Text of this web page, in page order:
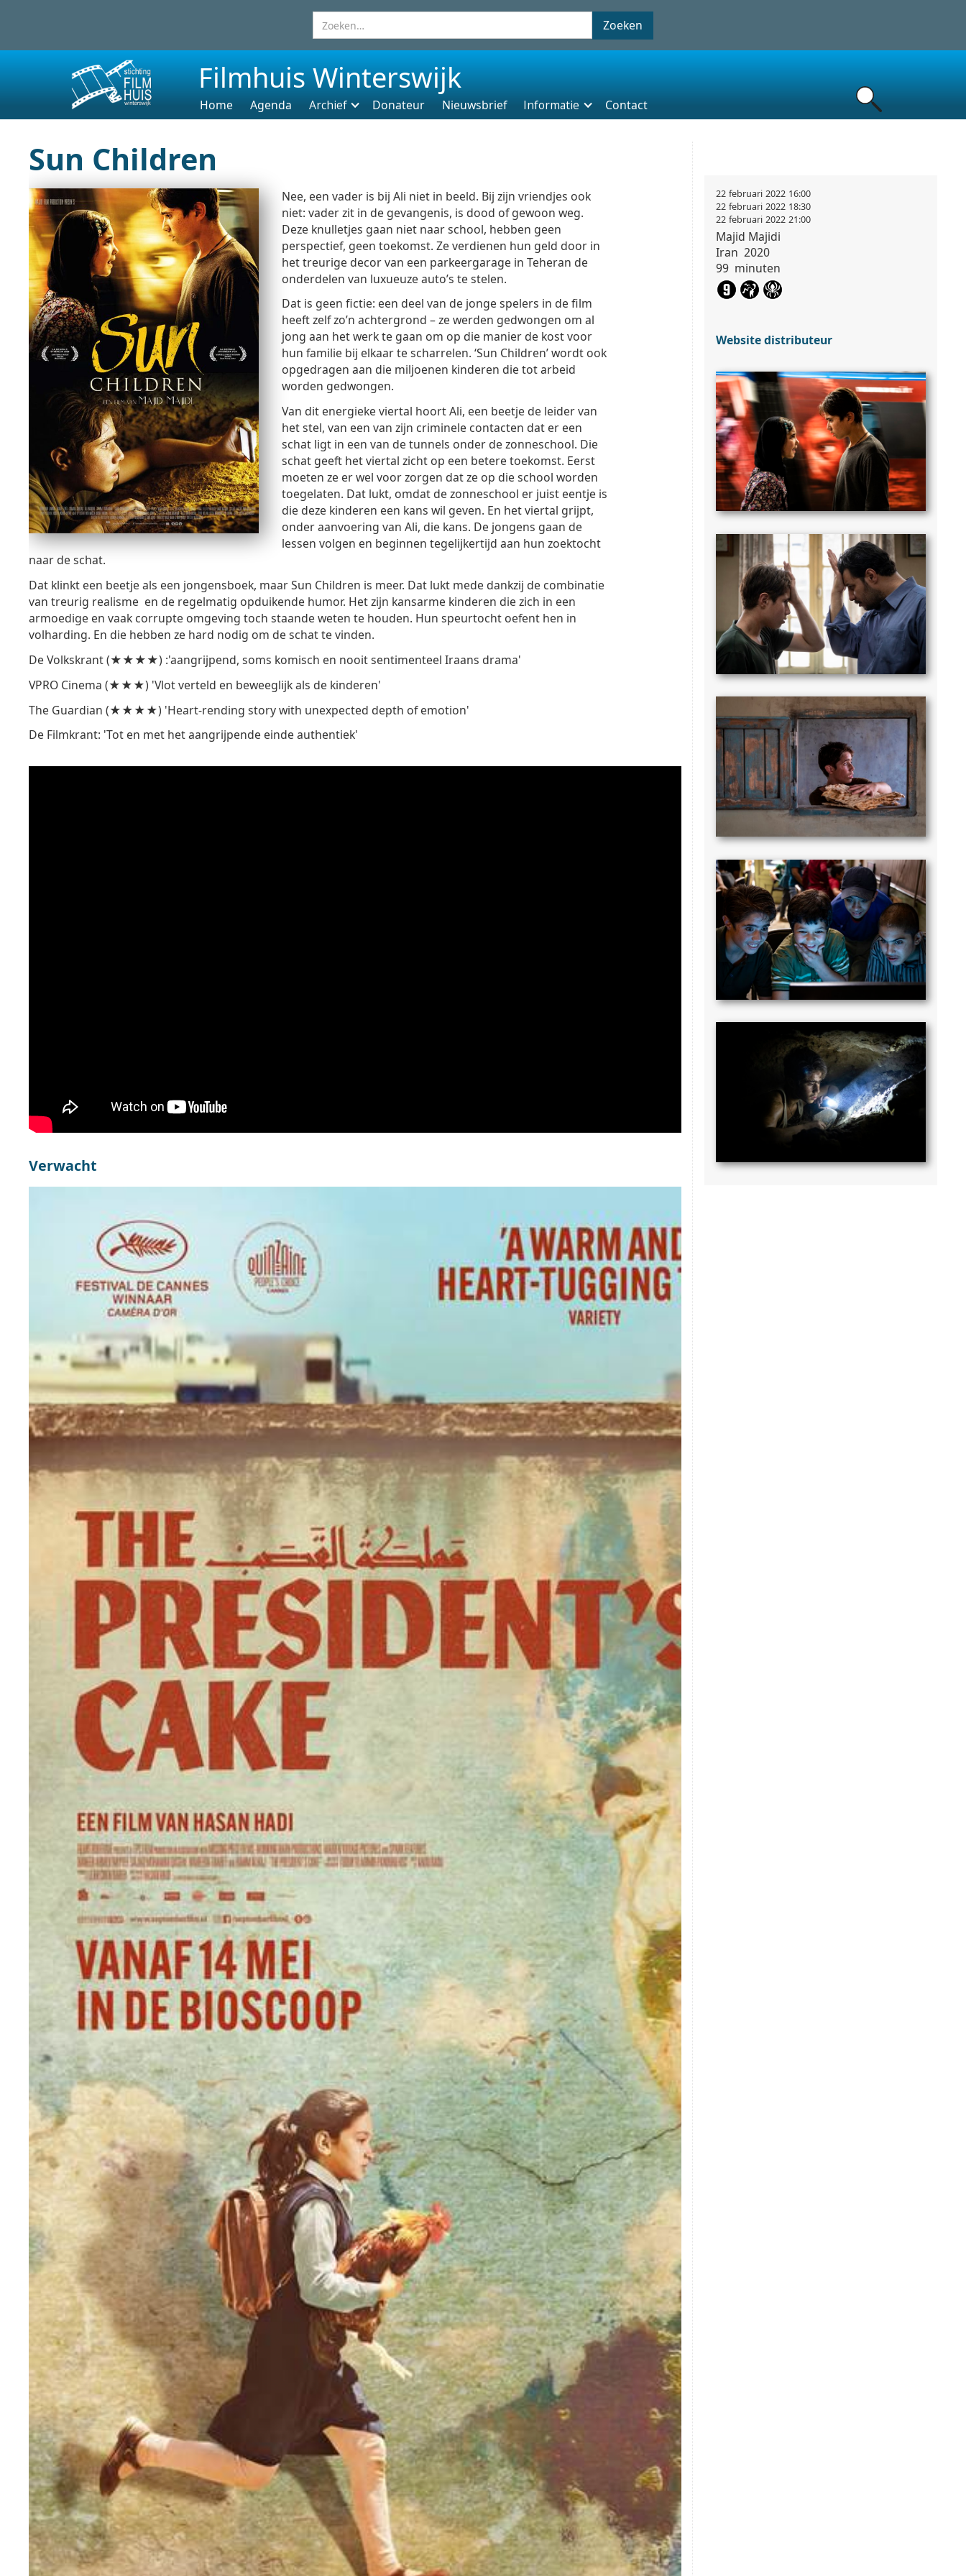
Filmhuis Winterswijk
Home Agenda Archief Donateur Nieuwsbrief Informatie Contact
Sun Children
Nee, een vader is bij Ali niet in beeld. Bij zijn vriendjes ook
niet: vader zit in de gevangenis, is dood of gewoon weg.
Deze knulletjes gaan niet naar school, hebben geen
perspectief, geen toekomst. Ze verdienen hun geld door in
het treurige decor van een parkeergarage in Teheran de
onderdelen van luxueuze auto’s te stelen.
Dat is geen fictie: een deel van de jonge spelers in de film
heeft zelf zo’n achtergrond – ze werden gedwongen om al
jong aan het werk te gaan om op die manier de kost voor
hun familie bij elkaar te scharrelen. ‘Sun Children’ wordt ook
opgedragen aan die miljoenen kinderen die tot arbeid
worden gedwongen.
Van dit energieke viertal hoort Ali, een beetje de leider van
het stel, van een van zijn criminele contacten dat er een
schat ligt in een van de tunnels onder de zonneschool. Die
schat geeft het viertal zicht op een betere toekomst. Eerst
moeten ze er wel voor zorgen dat ze op die school worden
toegelaten. Dat lukt, omdat de zonneschool er juist eentje is
die deze kinderen een kans wil geven. En het viertal grijpt,
onder aanvoering van Ali, die kans. De jongens gaan de
lessen volgen en beginnen tegelijkertijd aan hun zoektocht
naar de schat.
Dat klinkt een beetje als een jongensboek, maar Sun Children is meer. Dat lukt mede dankzij de combinatie
van treurig realisme en de regelmatig opduikende humor. Het zijn kansarme kinderen die zich in een
armoedige en vaak corrupte omgeving toch staande weten te houden. Hun speurtocht oefent hen in
volharding. En die hebben ze hard nodig om de schat te vinden.
De Volkskrant (★★★★) :'aangrijpend, soms komisch en nooit sentimenteel Iraans drama'
VPRO Cinema (★★★) 'Vlot verteld en beweeglijk als de kinderen'
The Guardian (★★★★) 'Heart-rending story with unexpected depth of emotion'
De Filmkrant: 'Tot en met het aangrijpende einde authentiek'
Verwacht
22 februari 2022 16:00
22 februari 2022 18:30
22 februari 2022 21:00
Majid Majidi
Iran 2020
99 minuten
Website distributeur